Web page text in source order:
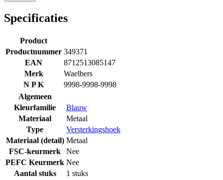
Specificaties
Product
Productnummer 349371
EAN
8712513085147
Merk
Waelbers
N P K
9998-9998-9998
Algemeen
Kleurfamilie
Blauw
Materiaal
Metaal
Type
Versterkingshoek
Materiaal (detail) Metaal
FSC-keurmerk
Nee
PEFC Keurmerk Nee
Aantal stuks
1 stuks